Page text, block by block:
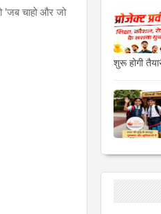
'जब चाहो और जो
शुरू होगी